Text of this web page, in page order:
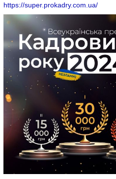
https://super.prokadry.com.ua/